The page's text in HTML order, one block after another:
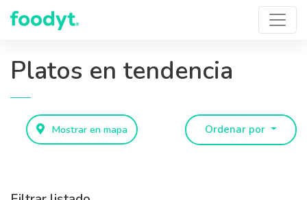
Platos en tendencia
Mostrar en mapa Ordenar por